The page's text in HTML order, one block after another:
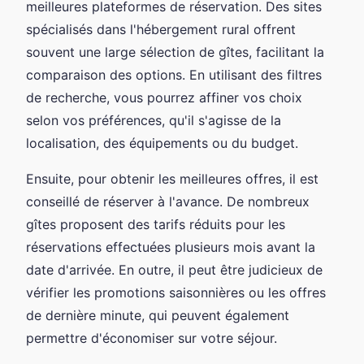
meilleures plateformes de réservation. Des sites
spécialisés dans l'hébergement rural offrent
souvent une large sélection de gîtes, facilitant la
comparaison des options. En utilisant des filtres
de recherche, vous pourrez affiner vos choix
selon vos préférences, qu'il s'agisse de la
localisation, des équipements ou du budget.
Ensuite, pour obtenir les meilleures offres, il est
conseillé de réserver à l'avance. De nombreux
gîtes proposent des tarifs réduits pour les
réservations effectuées plusieurs mois avant la
date d'arrivée. En outre, il peut être judicieux de
vérifier les promotions saisonnières ou les offres
de dernière minute, qui peuvent également
permettre d'économiser sur votre séjour.